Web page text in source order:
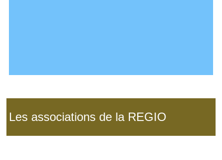
Les associations de la REGIO